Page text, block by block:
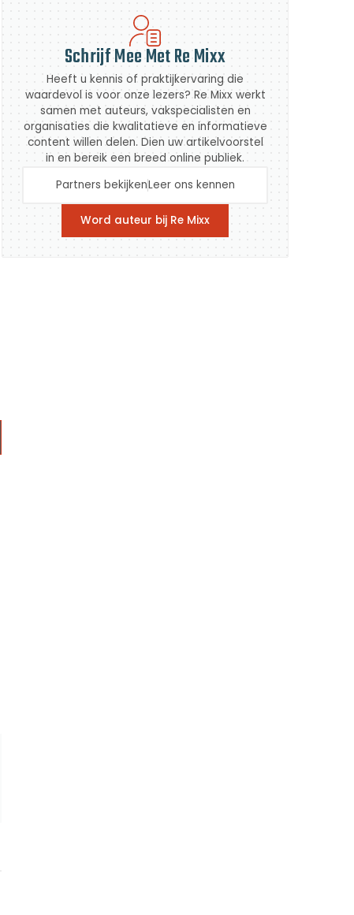
Schrijf Mee Met Re Mixx
Heeft u kennis of praktijkervaring die
waardevol is voor onze lezers? Re Mixx werkt
samen met auteurs, vakspecialisten en
organisaties die kwalitatieve en informatieve
content willen delen. Dien uw artikelvoorstel
in en bereik een breed online publiek.
Partners bekijkenLeer ons kennen
Word auteur bij Re Mixx